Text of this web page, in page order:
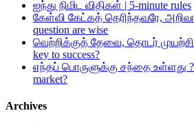
ஐந்து நிமிட விதிகள் | 5-minute rules
கேள்வி கேட்கத் தெரிந்தவரே,
question are wise
வெற்றிக்குத் தேவை, தொடர் முயற்சி
key to success?
எந்தப் பொருளுக்கு சந்தை உள்ளது ? |
market?
Archives